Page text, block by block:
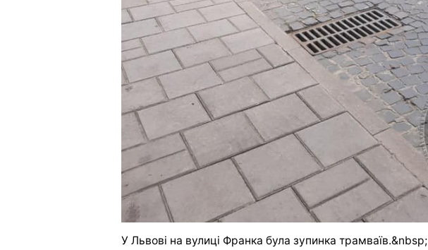
У Львові на вулиці Франка була зупинка трамваїв.&nbsp;